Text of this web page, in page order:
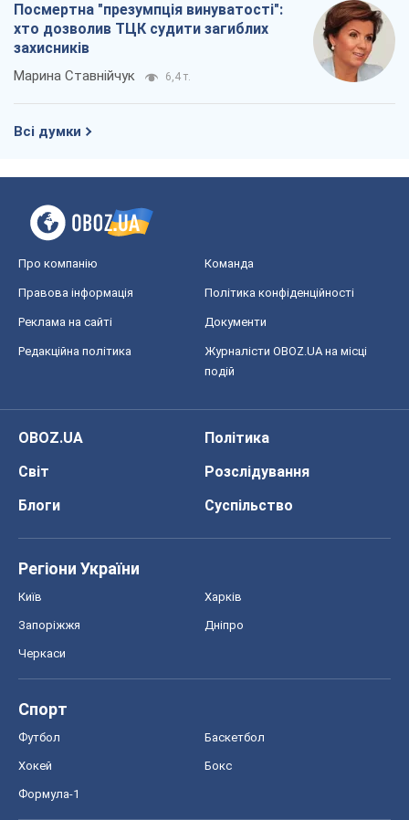
Посмертна "презумпція винуватості":
хто дозволив ТЦК судити загиблих
захисників
Марина Ставнійчук 6,4 т.
Всі думки
Про компанію Команда
Правова інформація Політика конфіденційності
Реклама на сайті Документи
Редакційна політика
Журналісти OBOZ.UA на місці
подій
OBOZ.UA
Політика
Світ
Розслідування
Блоги
Суспільство
Регіони України
Київ Харків
Запоріжжя Дніпро
Черкаси
Спорт
Футбол Баскетбол
Хокей Бокс
Формула-1